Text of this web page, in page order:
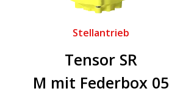
Stellantrieb
Tensor SR
M mit Federbox 05